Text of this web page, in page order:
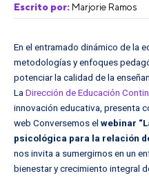
Escrito por: Marjorie Ramos
En el entramado dinámico de la
metodologías y enfoques
potenciar la calidad de la
La Dirección de Educación
innovación educativa, presenta
web Conversemos el webinar
psicológica para la relación
nos invita a sumergirnos en un
bienestar y crecimiento integral